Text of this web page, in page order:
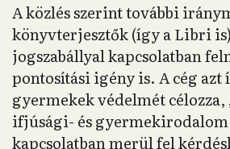
A közlés szerint további
könyvterjesztők (így a Libri
jogszabállyal kapcsolatban
pontosítási igény is. A cég
gyermekek védelmét
ifjúsági- és
kapcsolatban merül fel